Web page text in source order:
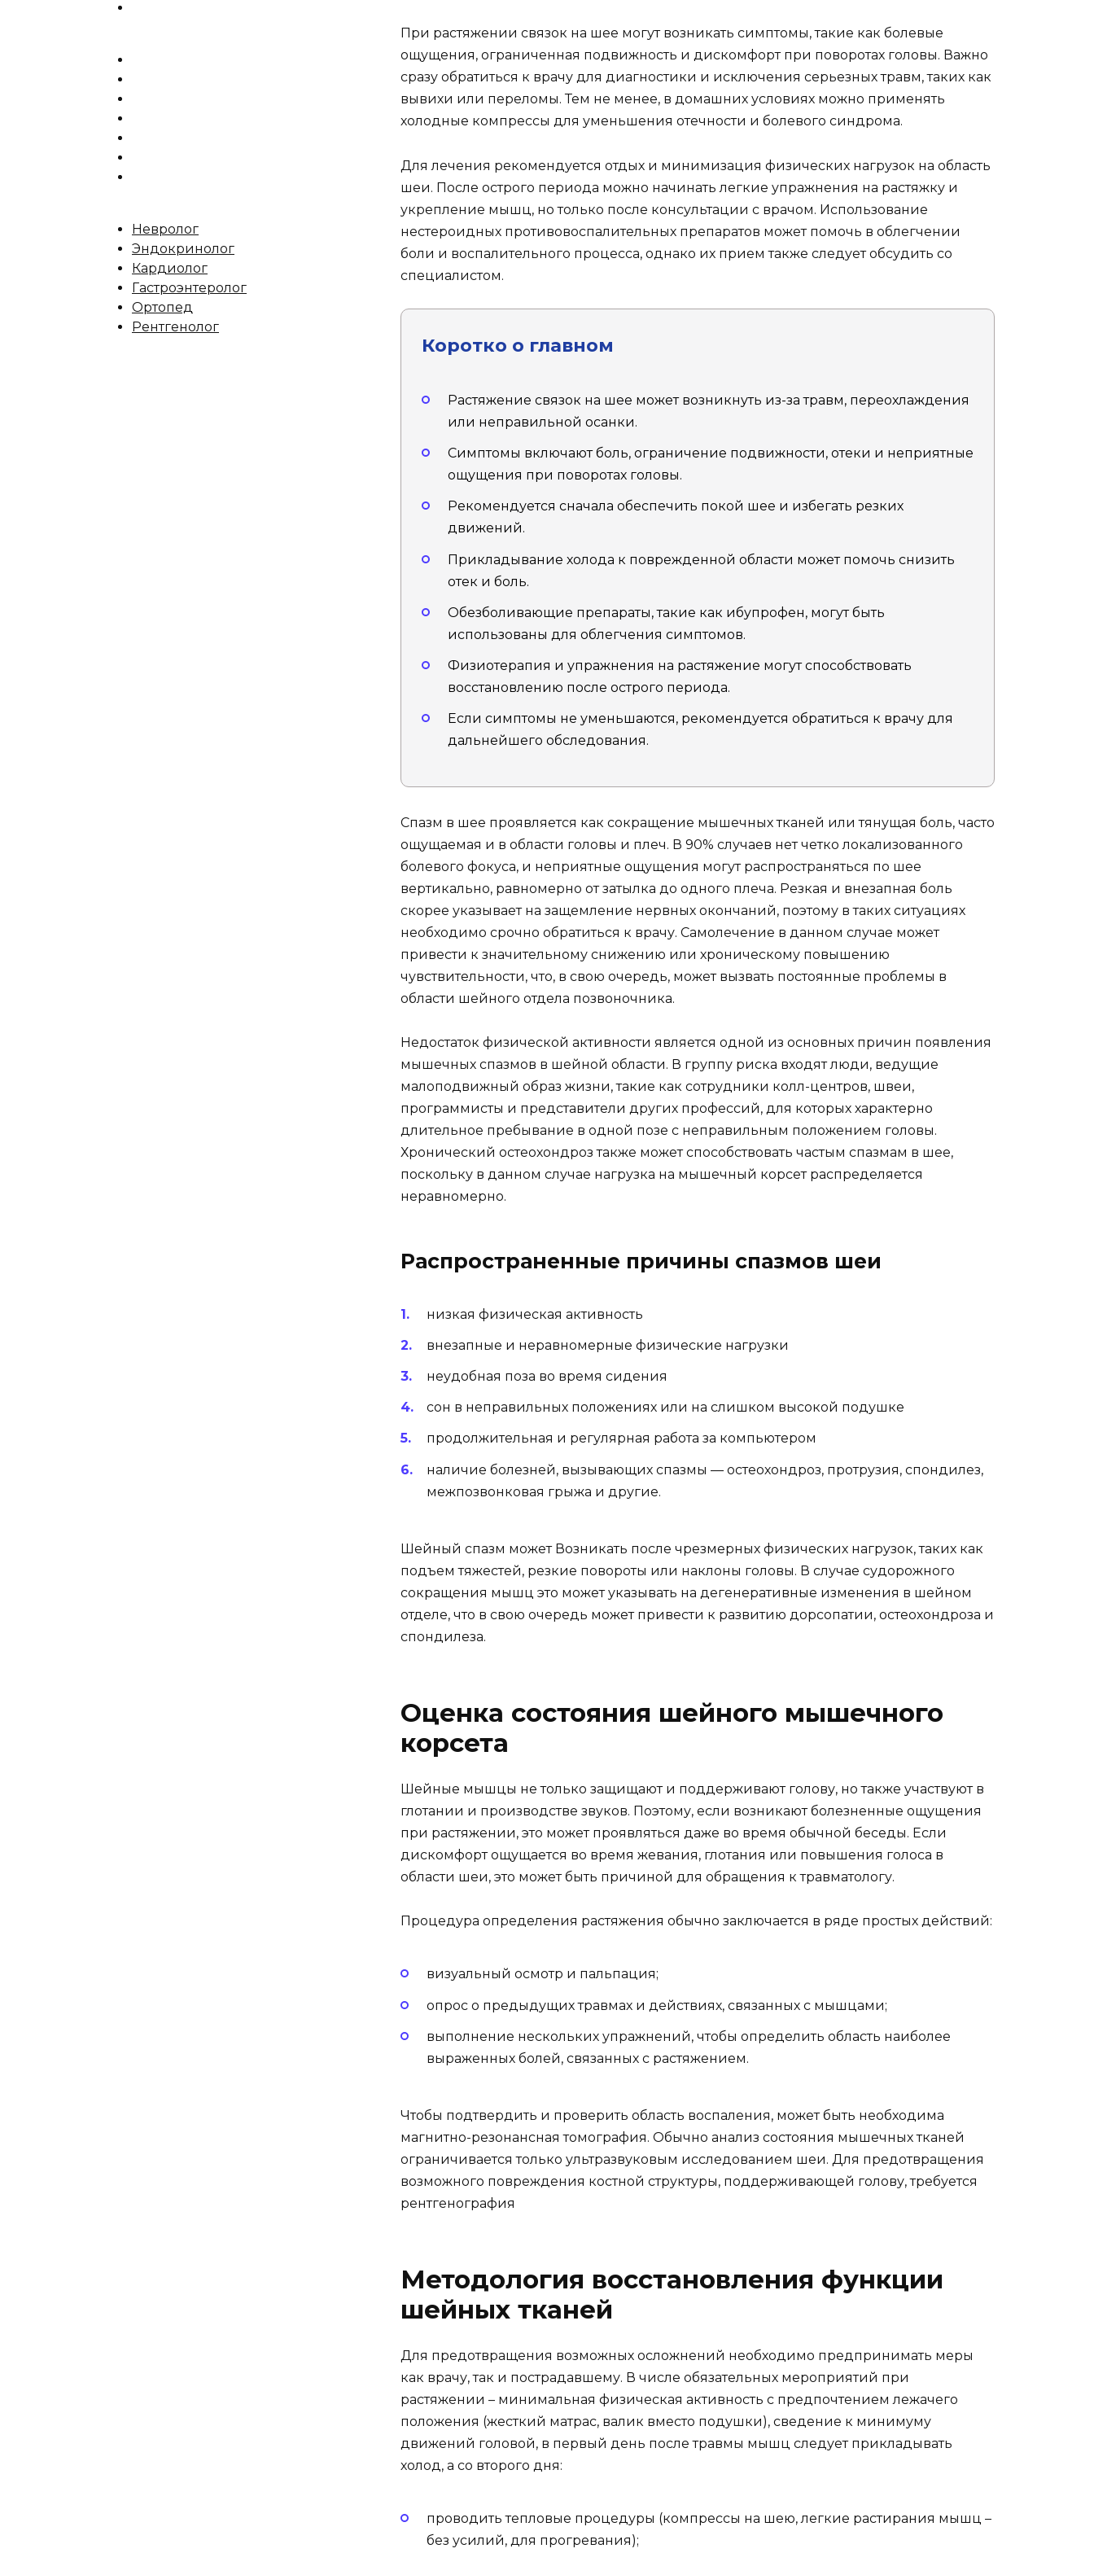
При растяжении связок на шее могут возникать симптомы, такие как болевые
ощущения, ограниченная подвижность и дискомфорт при поворотах головы. Важно
сразу обратиться к врачу для диагностики и исключения серьезных травм, таких как
вывихи или переломы. Тем не менее, в домашних условиях можно применять
холодные компрессы для уменьшения отечности и болевого синдрома.
Для лечения рекомендуется отдых и минимизация физических нагрузок на область
шеи. После острого периода можно начинать легкие упражнения на растяжку и
укрепление мышц, но только после консультации с врачом. Использование
нестероидных противовоспалительных препаратов может помочь в облегчении
боли и воспалительного процесса, однако их прием также следует обсудить со
специалистом.
Коротко о главном
Растяжение связок на шее может возникнуть из-за травм, переохлаждения
или неправильной осанки.
Симптомы включают боль, ограничение подвижности, отеки и неприятные
ощущения при поворотах головы.
Рекомендуется сначала обеспечить покой шее и избегать резких
движений.
Прикладывание холода к поврежденной области может помочь снизить
отек и боль.
Обезболивающие препараты, такие как ибупрофен, могут быть
использованы для облегчения симптомов.
Физиотерапия и упражнения на растяжение могут способствовать
восстановлению после острого периода.
Если симптомы не уменьшаются, рекомендуется обратиться к врачу для
дальнейшего обследования.
Спазм в шее проявляется как сокращение мышечных тканей или тянущая боль, часто
ощущаемая и в области головы и плеч. В 90% случаев нет четко локализованного
болевого фокуса, и неприятные ощущения могут распространяться по шее
вертикально, равномерно от затылка до одного плеча. Резкая и внезапная боль
скорее указывает на защемление нервных окончаний, поэтому в таких ситуациях
необходимо срочно обратиться к врачу. Самолечение в данном случае может
привести к значительному снижению или хроническому повышению
чувствительности, что, в свою очередь, может вызвать постоянные проблемы в
области шейного отдела позвоночника.
Недостаток физической активности является одной из основных причин появления
мышечных спазмов в шейной области. В группу риска входят люди, ведущие
малоподвижный образ жизни, такие как сотрудники колл-центров, швеи,
программисты и представители других профессий, для которых характерно
длительное пребывание в одной позе с неправильным положением головы.
Хронический остеохондроз также может способствовать частым спазмам в шее,
поскольку в данном случае нагрузка на мышечный корсет распределяется
неравномерно.
Распространенные причины спазмов шеи
низкая физическая активность
внезапные и неравномерные физические нагрузки
неудобная поза во время сидения
сон в неправильных положениях или на слишком высокой подушке
продолжительная и регулярная работа за компьютером
наличие болезней, вызывающих спазмы — остеохондроз, протрузия, спондилез,
межпозвонковая грыжа и другие.
Шейный спазм может Возникать после чрезмерных физических нагрузок, таких как
подъем тяжестей, резкие повороты или наклоны головы. В случае судорожного
сокращения мышц это может указывать на дегенеративные изменения в шейном
отделе, что в свою очередь может привести к развитию дорсопатии, остеохондроза и
спондилеза.
Оценка состояния шейного мышечного
корсета
Шейные мышцы не только защищают и поддерживают голову, но также участвуют в
глотании и производстве звуков. Поэтому, если возникают болезненные ощущения
при растяжении, это может проявляться даже во время обычной беседы. Если
дискомфорт ощущается во время жевания, глотания или повышения голоса в
области шеи, это может быть причиной для обращения к травматологу.
Процедура определения растяжения обычно заключается в ряде простых действий:
визуальный осмотр и пальпация;
опрос о предыдущих травмах и действиях, связанных с мышцами;
выполнение нескольких упражнений, чтобы определить область наиболее
выраженных болей, связанных с растяжением.
Чтобы подтвердить и проверить область воспаления, может быть необходима
магнитно-резонансная томография. Обычно анализ состояния мышечных тканей
ограничивается только ультразвуковым исследованием шеи. Для предотвращения
возможного повреждения костной структуры, поддерживающей голову, требуется
рентгенография
Методология восстановления функции
шейных тканей
Для предотвращения возможных осложнений необходимо предпринимать меры
как врачу, так и пострадавшему. В числе обязательных мероприятий при
растяжении – минимальная физическая активность с предпочтением лежачего
положения (жесткий матрас, валик вместо подушки), сведение к минимуму
движений головой, в первый день после травмы мышц следует прикладывать
холод, а со второго дня:
проводить тепловые процедуры (компрессы на шею, легкие растирания мышц –
без усилий, для прогревания);
Невролог
Эндокринолог
Кардиолог
Гастроэнтеролог
Ортопед
Рентгенолог